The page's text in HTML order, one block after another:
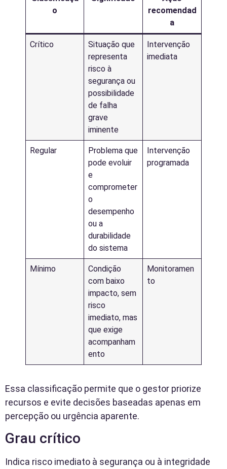
o
recomendad
a
Crítico
Situação que
representa
risco à
segurança ou
possibilidade
de falha
grave
iminente
Intervenção
imediata
Regular
Problema que
pode evoluir
e
comprometer
o
desempenho
ou a
durabilidade
do sistema
Intervenção
programada
Mínimo
Condição
com baixo
impacto, sem
risco
imediato, mas
que exige
acompanham
ento
Monitoramen
to
Essa classificação permite que o gestor priorize
recursos e evite decisões baseadas apenas em
percepção ou urgência aparente.
Grau crítico
Indica risco imediato à segurança ou à integridade